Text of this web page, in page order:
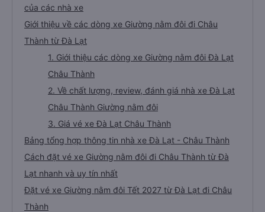
của các nhà xe
Giới thiệu về các dòng xe Giường nằm đôi đi Châu
Thành từ Đà Lạt
1. Giới thiệu các dòng xe Giường nằm đôi Đà Lạt
Châu Thành
2. Về chất lượng, review, đánh giá nhà xe Đà Lạt
Châu Thành Giường nằm đôi
3. Giá vé xe Đà Lạt Châu Thành
Bảng tổng hợp thông tin nhà xe Đà Lạt - Châu Thành
Cách đặt vé xe Giường nằm đôi đi Châu Thành từ Đà
Lạt nhanh và uy tín nhất
Đặt vé xe Giường nằm đôi Tết 2027 từ Đà Lạt đi Châu
Thành